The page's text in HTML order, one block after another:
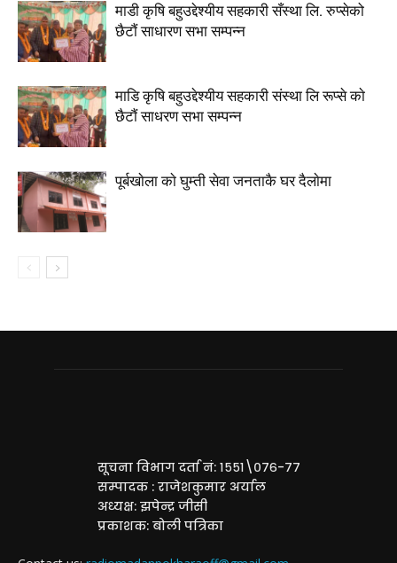
माडी कृषि बहुउद्देश्यीय सहकारी सँस्था लि. रुप्सेको
छैटाैं साधारण सभा सम्पन्न
माडि कृषि बहुउद्देश्यीय सहकारी संस्था लि रूप्से काे
छैटाैं साधरण सभा सम्पन्न
पूर्बखाेला काे घुम्ती सेवा जनताकै घर दैलाेमा
सूचना विभाग दर्ता नं: १५५१\०७६-७७
सम्पादक : राजेशकुमार अर्याल
अध्यक्ष: झपेन्द्र जीसी
प्रकाशक: बोली पत्रिका